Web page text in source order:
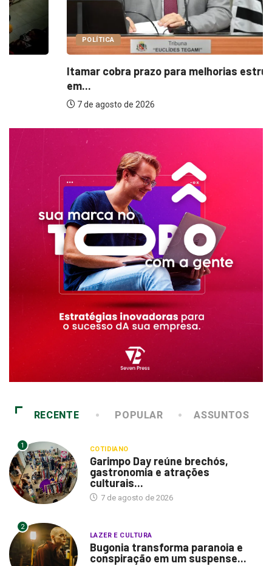
POLÍTICA
Itamar cobra prazo para melhorias estruturais
7 de agosto de 2026
RECENTE POPULAR ASSUNTOS
1 COTIDIANO
Garimpo Day reúne brechós,
gastronomia e atrações
culturais...
7 de agosto de 2026
2
LAZER E CULTURA
Bugonia transforma paranoia e
conspiração em um suspense...